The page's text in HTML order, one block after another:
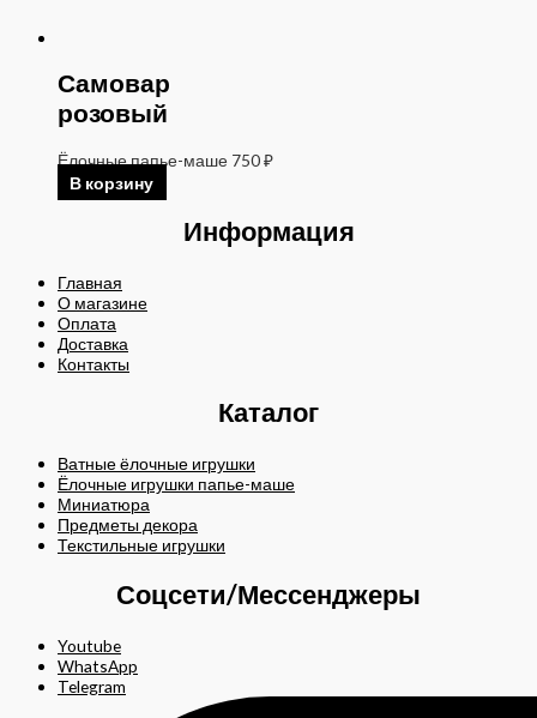
Самовар
розовый
Ёлочные папье-маше 750₽
В корзину
Информация
Главная
О магазине
Оплата
Доставка
Контакты
Каталог
Ватные ёлочные игрушки
Ёлочные игрушки папье-маше
Миниатюра
Предметы декора
Текстильные игрушки
Соцсети/Мессенджеры
Youtube
WhatsApp
Telegram